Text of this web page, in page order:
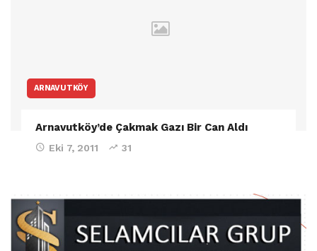
ARNAVUTKÖY
Arnavutköy’de Çakmak Gazı Bir Can Aldı
Eki 7, 2011 31